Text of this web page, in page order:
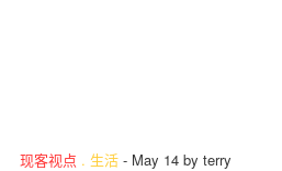
现客视点 . 生活 - May 14 by terry